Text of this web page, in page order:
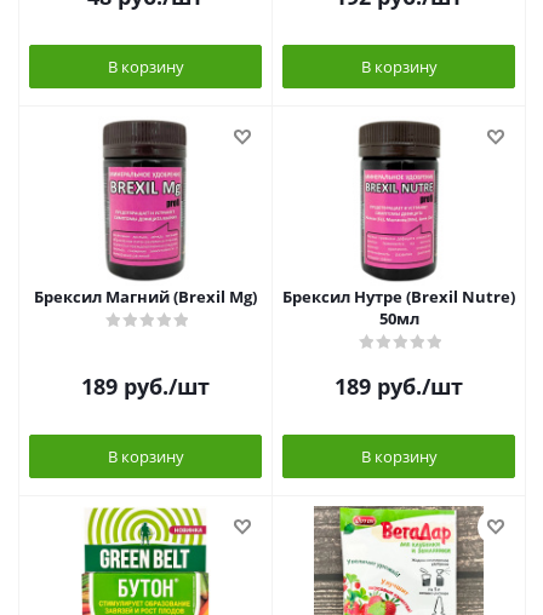
В корзину В корзину
Брексил Магний (Brexil Mg)
189 руб./шт
В корзину
Брексил Нутре (Brexil Nutre)
50мл
189 руб./шт
В корзину